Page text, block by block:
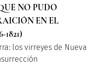
NO PUDO
EN EL
1821)
los virreyes de Nueva